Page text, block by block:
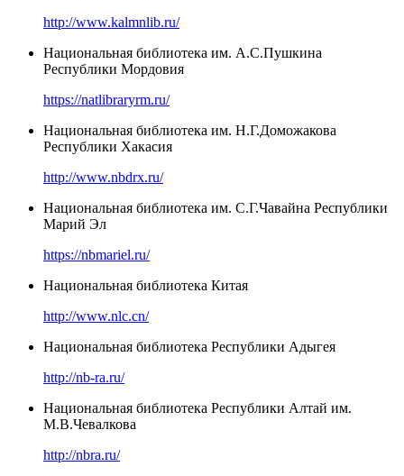
http://www.kalmnlib.ru/
Национальная библиотека им. А.С.Пушкина
Республики Мордовия
https://natlibraryrm.ru/
Национальная библиотека им. Н.Г.Доможакова
Республики Хакасия
http://www.nbdrx.ru/
Национальная библиотека им. С.Г.Чавайна Республики
Марий Эл
https://nbmariel.ru/
Национальная библиотека Китая
http://www.nlc.cn/
Национальная библиотека Республики Адыгея
http://nb-ra.ru/
Национальная библиотека Республики Алтай им.
М.В.Чевалкова
http://nbra.ru/